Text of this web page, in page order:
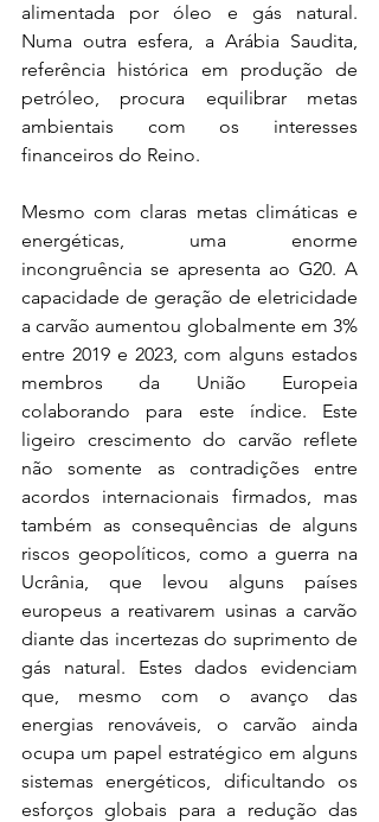
alimentada por óleo e gás natural.
Numa outra esfera, a Arábia Saudita,
referência histórica em produção de
petróleo, procura equilibrar metas
ambientais com os interesses
financeiros do Reino.
Mesmo com claras metas climáticas e
energéticas, uma enorme
incongruência se apresenta ao G20. A
capacidade de geração de eletricidade
a carvão aumentou globalmente em 3%
entre 2019 e 2023, com alguns estados
membros da União Europeia
colaborando para este índice. Este
ligeiro crescimento do carvão reflete
não somente as contradições entre
acordos internacionais firmados, mas
também as consequências de alguns
riscos geopolíticos, como a guerra na
Ucrânia, que levou alguns países
europeus a reativarem usinas a carvão
diante das incertezas do suprimento de
gás natural. Estes dados evidenciam
que, mesmo com o avanço das
energias renováveis, o carvão ainda
ocupa um papel estratégico em alguns
sistemas energéticos, dificultando os
esforços globais para a redução das